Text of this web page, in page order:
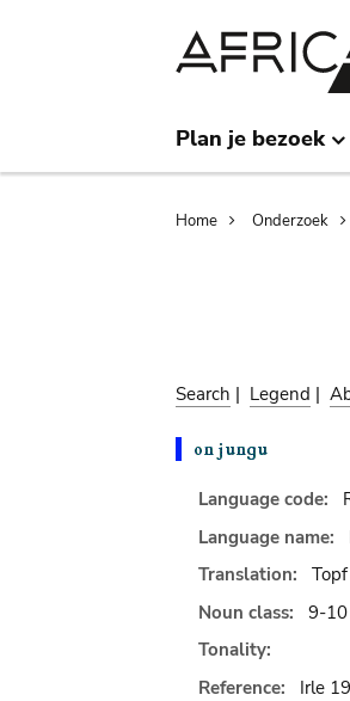
Plan je bezoek
Home Onderzoek
Search | Legend |
Language code:
Language name:
Translation:
Noun class:
9-10
Tonality:
Reference:
Irle